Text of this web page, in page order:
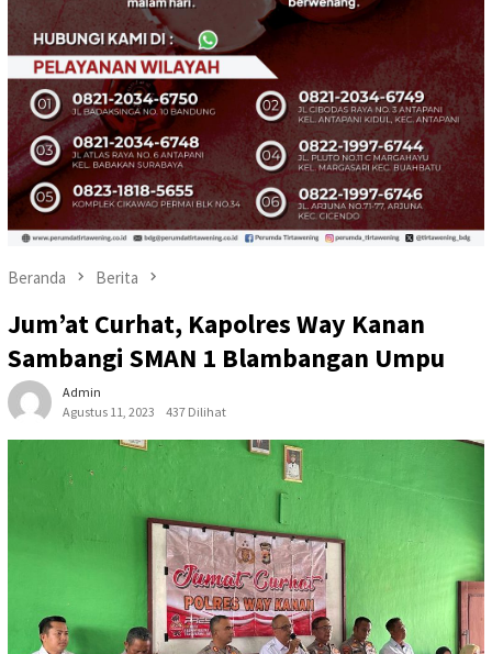
Beranda Berita
Jum’at Curhat, Kapolres Way Kanan
Sambangi SMAN 1 Blambangan Umpu
Admin
Agustus 11, 2023
437 Dilihat